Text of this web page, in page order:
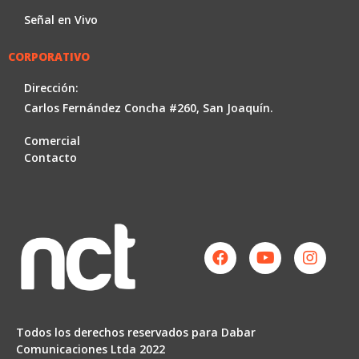
Señal en Vivo
CORPORATIVO
Dirección:
Carlos Fernández Concha #260, San Joaquín.
Comercial
Contacto
Todos los derechos reservados para Dabar
Comunicaciones Ltda 2022